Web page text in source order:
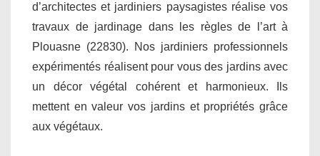
d’architectes et jardiniers paysagistes réalise vos
travaux de jardinage dans les règles de l’art à
Plouasne (22830). Nos jardiniers professionnels
expérimentés réalisent pour vous des jardins avec
un décor végétal cohérent et harmonieux. Ils
mettent en valeur vos jardins et propriétés grâce
aux végétaux.